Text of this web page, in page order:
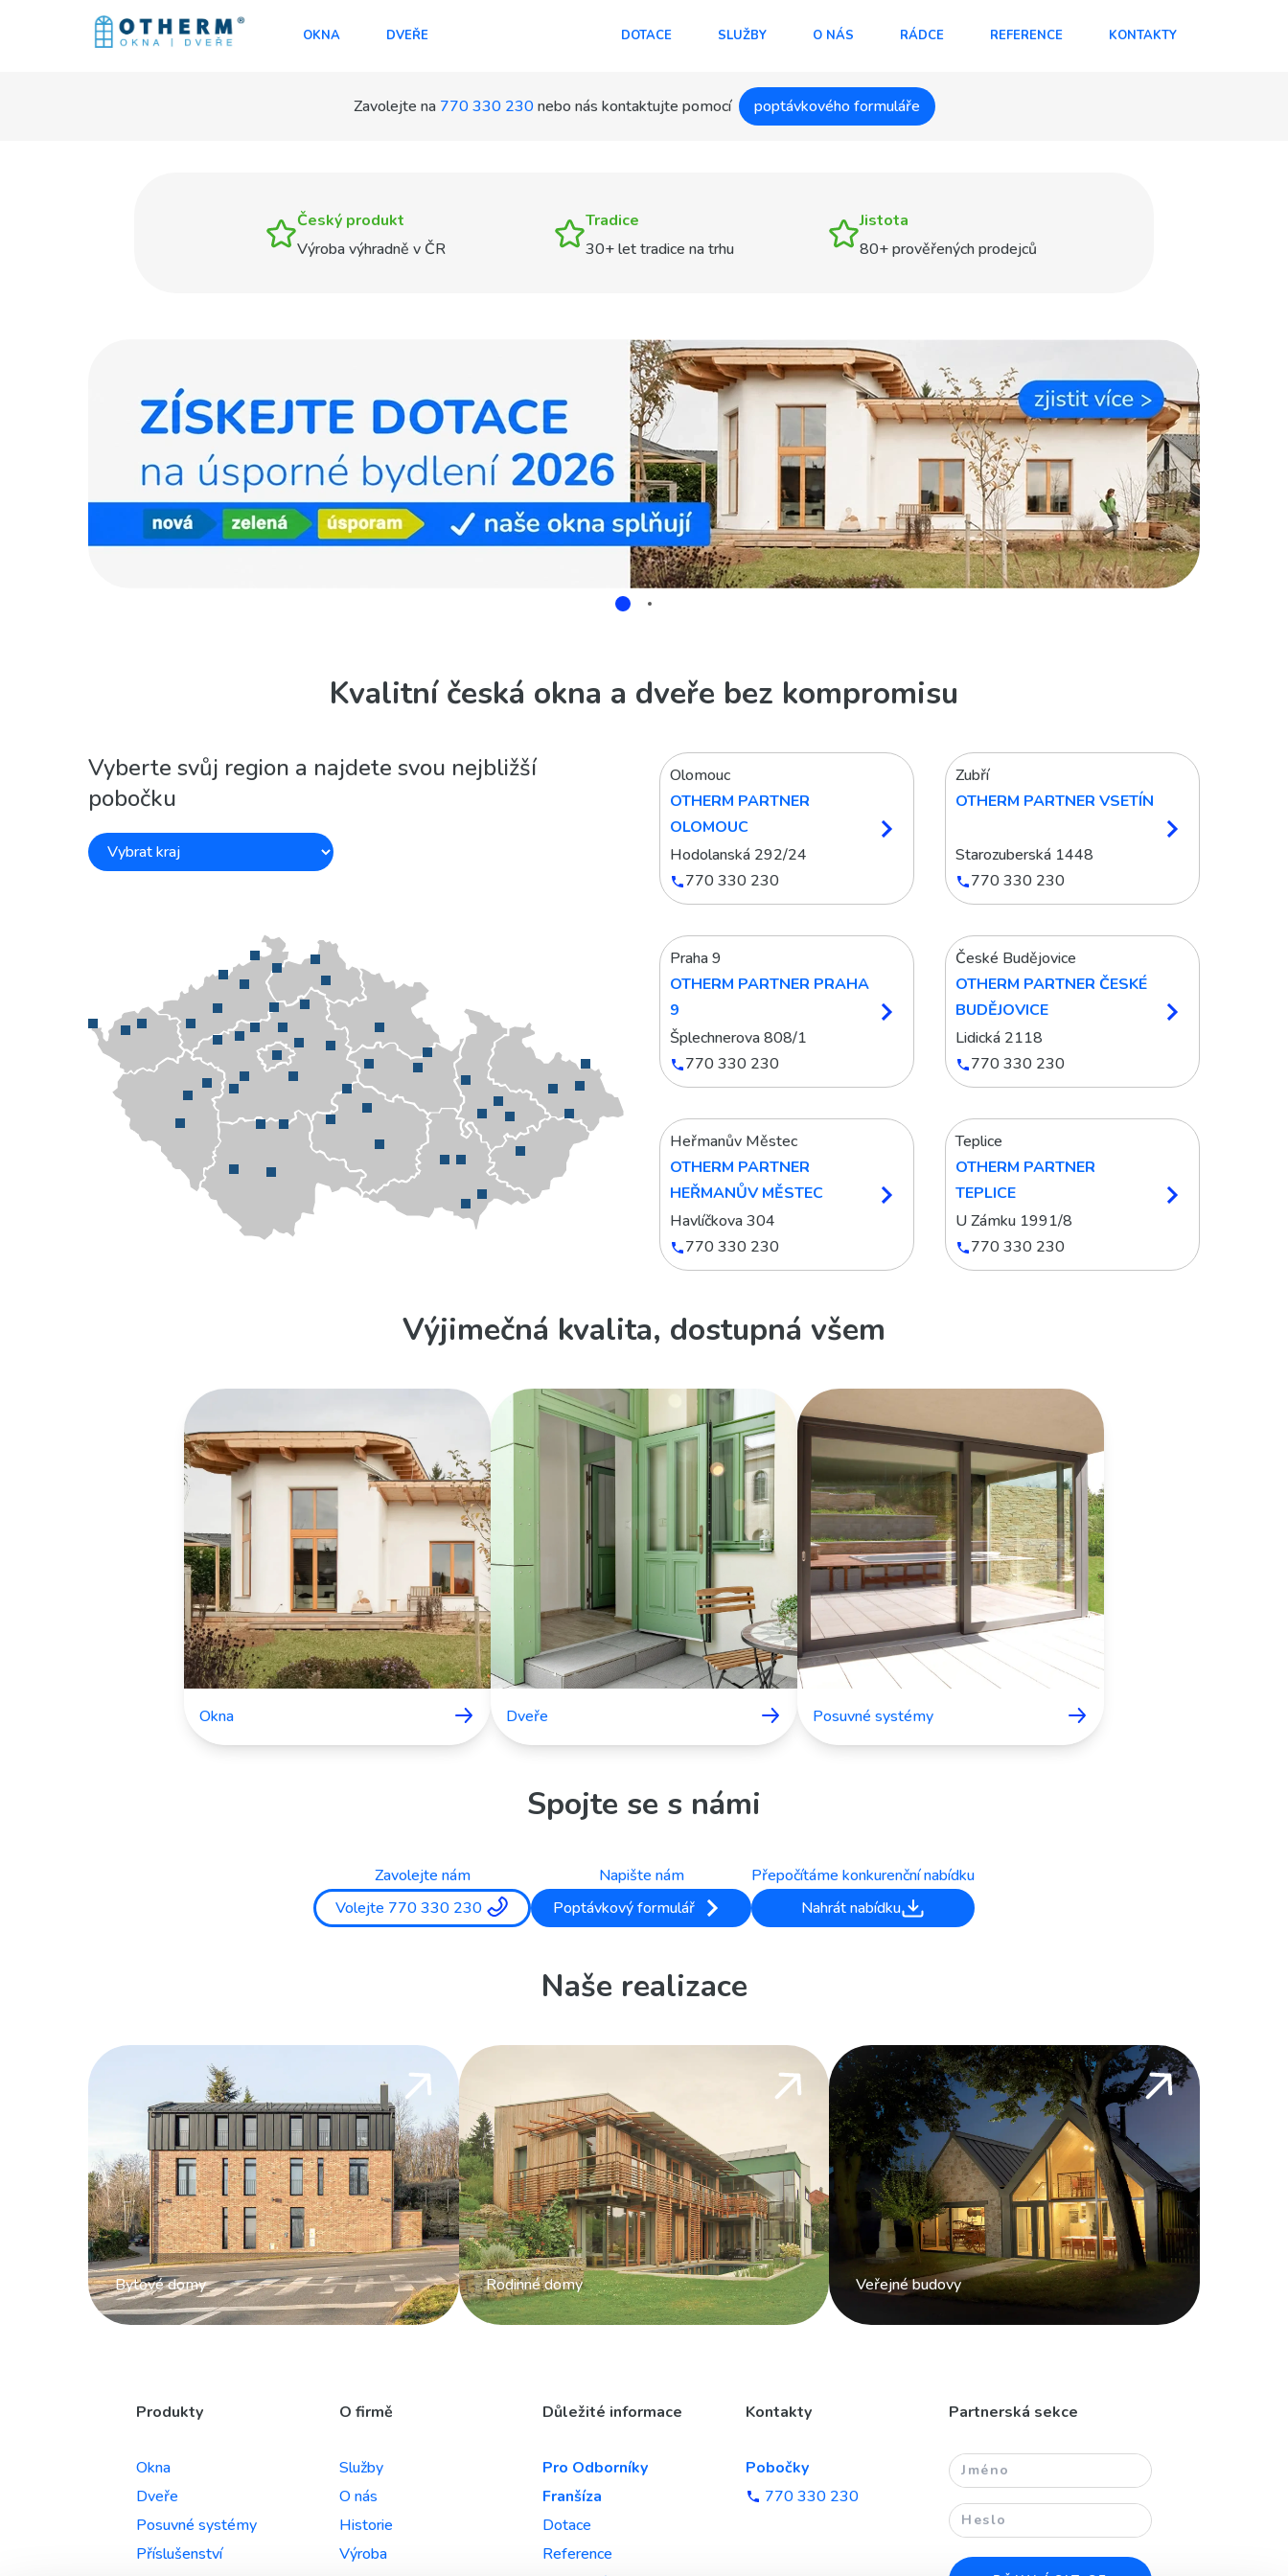
OKNA DVEŘE DOTACE SLUŽBY O NÁS RÁDCE REFERENCE KONTAKTY
Zavolejte na 770 330 230 nebo nás kontaktujte pomocí poptávkového formuláře
Český produkt
Výroba výhradně v ČR
Tradice
30+ let tradice na trhu
Jistota
80+ prověřených prodejců
Kvalitní česká okna a dveře bez kompromisu
Vyberte svůj region a najdete svou nejbližší
pobočku
Olomouc
OTHERM PARTNER
OLOMOUC
Hodolanská 292/24
770 330 230
Zubří
OTHERM PARTNER VSETÍN
Starozuberská 1448
770 330 230
Praha 9
OTHERM PARTNER PRAHA
9
Šplechnerova 808/1
770 330 230
České Budějovice
OTHERM PARTNER ČESKÉ
BUDĚJOVICE
Lidická 2118
770 330 230
Heřmanův Městec
OTHERM PARTNER
HEŘMANŮV MĚSTEC
Havlíčkova 304
770 330 230
Teplice
OTHERM PARTNER
TEPLICE
U Zámku 1991/8
770 330 230
Výjimečná kvalita, dostupná všem
Okna Dveře Posuvné systémy
Spojte se s námi
Zavolejte nám
Volejte 770 330 230
Napište nám
Poptávkový formulář
Přepočítáme konkurenční nabídku
Nahrát nabídku
Naše realizace
Bytové domy Rodinné domy Veřejné budovy
Produkty
Okna
Dveře
Posuvné systémy
Příslušenství
O firmě
Služby
O nás
Historie
Výroba
Důležité informace
Pro Odborníky
Franšíza
Dotace
Reference
Kontakty
Pobočky
770 330 230
Partnerská sekce